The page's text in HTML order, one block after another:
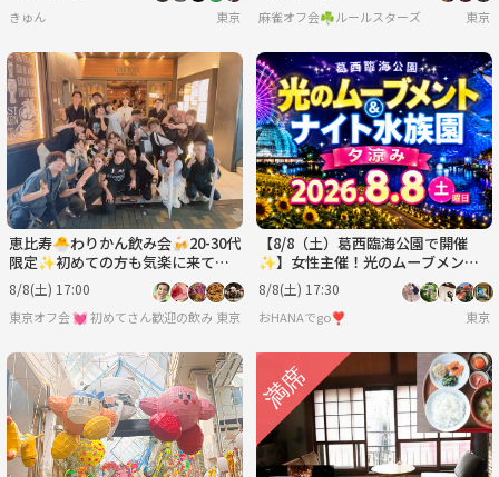
きゅん 東京 麻雀オフ会☘️ルールスターズ 東京
恵比寿🐣わりかん飲み会🍻20-30代
限定✨初めての方も気楽に来てね
✨
8/8(土) 17:00
東京オフ会 💓 初めてさん歓迎の飲み会です 💓 男女関係なく純粋に友達作りをしよう
東京
【8/8（土）葛西臨海公園で開催
✨】女性主催！光のムーブメント
＆ナイト水族園体験でリフレッシュ
夕涼みイベント🌊限定開催
8/8(土) 17:30
おHANAでgo❣️ 東京